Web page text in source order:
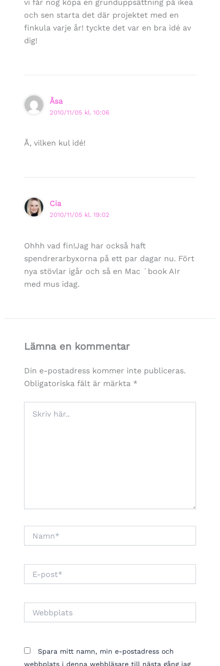
vi får nog köpa en grunduppsättning på ikea
och sen starta det där projektet med en
finkula varje år! tyckte det var en bra idé av
dig!
Åsa
2010/11/05 kl. 10:06
Å, vilken kul idé!
Cia
2010/11/05 kl. 19:02
Ohhh vad fin!Jag har också haft
spendrerarbyxorna på ett par dagar nu. Fört
nya stövlar igår och så en Mac ´book AIr
med mus idag.
Lämna en kommentar
Din e-postadress kommer inte publiceras.
Obligatoriska fält är märkta *
här..
post*
Spara mitt namn, min e-postadress och
webbplats i denna webbläsare till nästa gång jag